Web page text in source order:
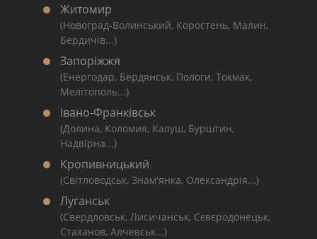
Житомир
(Новоград-Волинський, Коростень, Малин,
Бердичів...)
Запоріжжя
(Енергодар, Бердянськ, Пологи, Токмак,
Мелітополь...)
Івано-Франківськ
(Долина, Коломия, Калуш, Бурштин,
Надвірна...)
Кропивницький
(Світловодськ, Знам'янка, Олександрія...)
Луганськ
(Свердловськ, Лисичанськ, Сєвєродонецьк,
Стаханов, Алчевськ...)